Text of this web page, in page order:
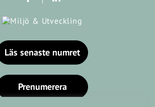
Läs senaste numret
Prenumerera